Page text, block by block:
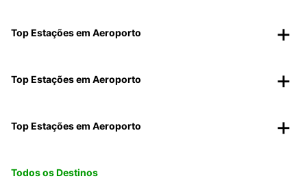
Top Estações em Aeroporto
Top Estações em Aeroporto
Top Estações em Aeroporto
Todos os Destinos